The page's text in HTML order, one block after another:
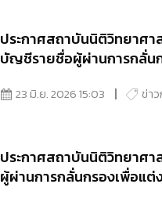
ประกาศสถาบันนิติวิทยาศา
บัญชีรายชื่อผู้ผ่านการกลั่น
23 มิ.ย. 2026 15:03 ข่า
ประกาศสถาบันนิติวิทยาศ
ผู้ผ่านการกลั่นกรองเพื่อแต่